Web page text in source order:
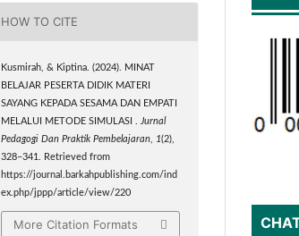
HOW TO CITE
Kusmirah, & Kiptina. (2024). MINAT
BELAJAR PESERTA DIDIK MATERI
SAYANG KEPADA SESAMA DAN EMPATI
MELALUI METODE SIMULASI .
Jurnal
Pedagogi Dan Praktik Pembelajaran
1(2),
328–341. Retrieved from
https://journal.barkahpublishing.com/ind
ex.php/jppp/article/view/220
More Citation Formats